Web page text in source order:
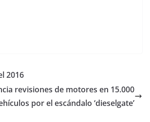
2016
revisiones de motores en 15.000
por el escándalo ‘dieselgate’